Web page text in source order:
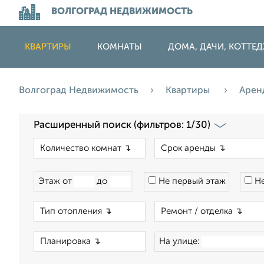
ВОЛГОГРАД НЕДВИЖИМОСТЬ
КВАРТИРЫ КОМНАТЫ ДОМА, ДАЧИ,
Волгоград Недвижимость Квартиры
Расширенный поиск (фильтров: 1/30)
Этаж от до Не первый этаж
На улице: